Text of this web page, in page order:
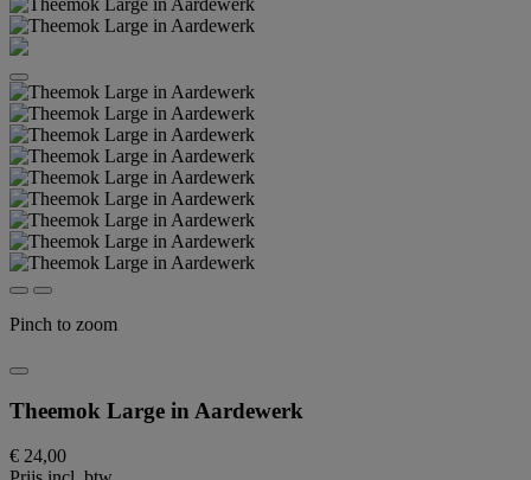
Pinch to zoom
Theemok Large in Aardewerk
€ 24,00